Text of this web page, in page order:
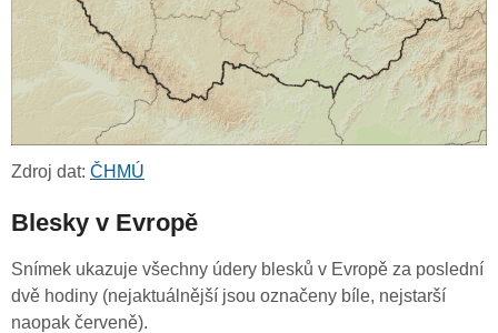
Zdroj dat: ČHMÚ
Blesky v Evropě
Snímek ukazuje všechny údery blesků v Evropě za poslední
dvě hodiny (nejaktuálnější jsou označeny bíle, nejstarší
naopak červeně).